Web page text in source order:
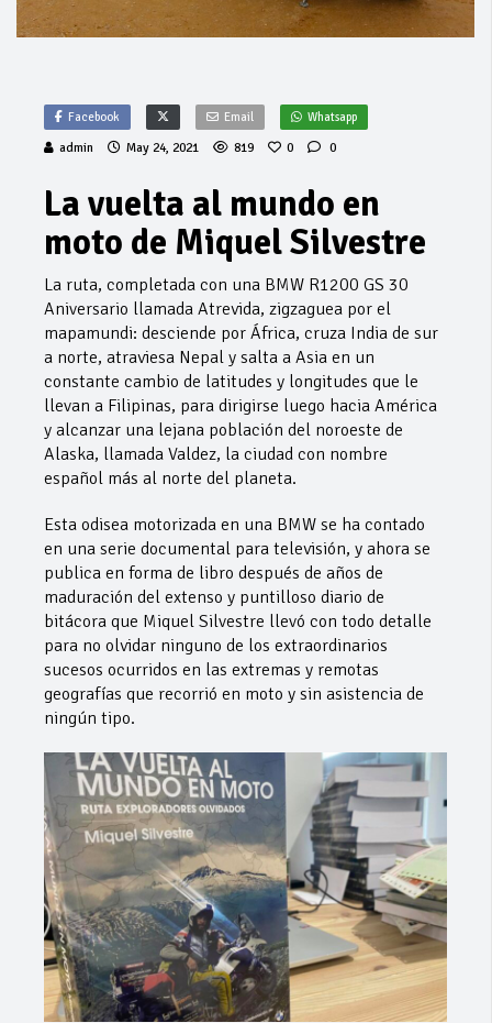
Facebook Email Whatsapp
admin May 24, 2021 819 0 0
La vuelta al mundo en
moto de Miquel Silvestre
La ruta, completada con una BMW R1200 GS 30
Aniversario llamada Atrevida, zigzaguea por el
mapamundi: desciende por África, cruza India de sur
a norte, atraviesa Nepal y salta a Asia en un
constante cambio de latitudes y longitudes que le
llevan a Filipinas, para dirigirse luego hacia América
y alcanzar una lejana población del noroeste de
Alaska, llamada Valdez, la ciudad con nombre
español más al norte del planeta.
Esta odisea motorizada en una BMW se ha contado
en una serie documental para televisión, y ahora se
publica en forma de libro después de años de
maduración del extenso y puntilloso diario de
bitácora que Miquel Silvestre llevó con todo detalle
para no olvidar ninguno de los extraordinarios
sucesos ocurridos en las extremas y remotas
geografías que recorrió en moto y sin asistencia de
ningún tipo.